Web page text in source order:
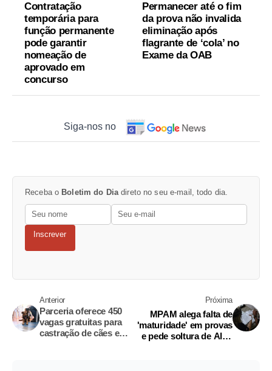
Contratação
temporária para
função permanente
pode garantir
nomeação de
aprovado em
concurso
Permanecer até o fim
da prova não invalida
eliminação após
flagrante de ‘cola’ no
Exame da OAB
Siga-nos no
Receba o Boletim do Diadireto no seu e-mail, todo dia.
Inscrever
Anterior
Parceria oferece 450
vagas gratuitas para
castração de cães e
Próxima
MPAM alega falta de
'maturidade' em provas
e pede soltura de Alcir